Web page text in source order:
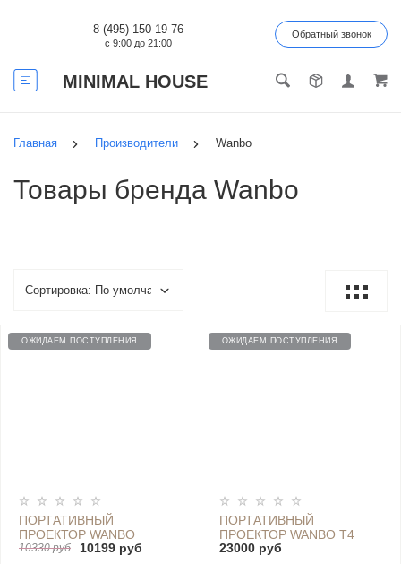
MINIMAL HOUSE
8 (495) 150-19-76
с 9:00 до 21:00
Обратный звонок
Главная Производители Wanbo
Товары бренда Wanbo
ОЖИДАЕМ ПОСТУПЛЕНИЯ
ПОРТАТИВНЫЙ
ПРОЕКТОР WANBO
PROJECTOR X1 PRO
10330 руб 10199 руб
ОЖИДАЕМ ПОСТУПЛЕНИЯ
ПОРТАТИВНЫЙ
ПРОЕКТОР WANBO T4
23000 руб